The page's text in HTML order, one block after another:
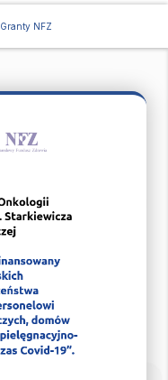
Granty NFZ